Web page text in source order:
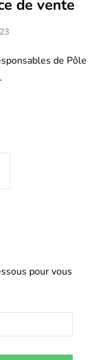
de vente
de Pôle
pour vous